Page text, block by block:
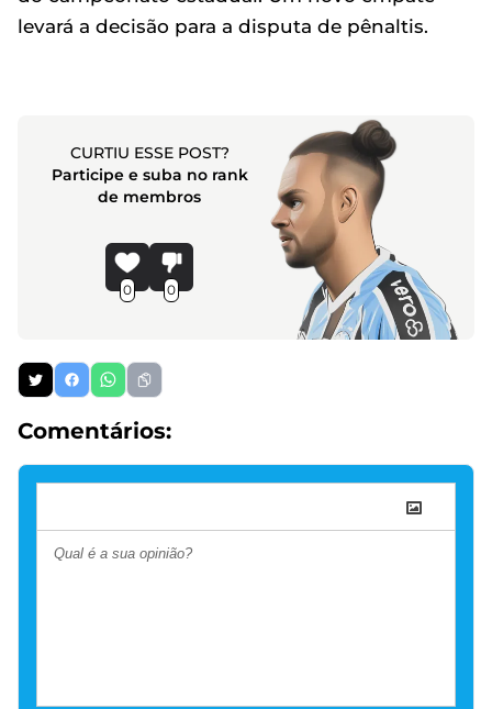
levará a decisão para a disputa de pênaltis.
CURTIU ESSE POST?
Participe e suba no rank
de membros
0 0
Comentários: